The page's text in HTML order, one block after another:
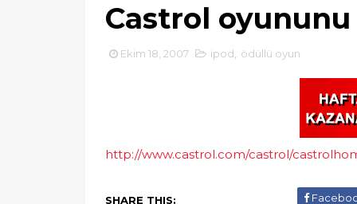
Castrol
Ekim 18, 2007 ipod ödüllü oyun
http://www.castrol.com/castrol/
SHARE THIS: